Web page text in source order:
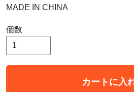
MADE IN CHINA
個数
カートに入